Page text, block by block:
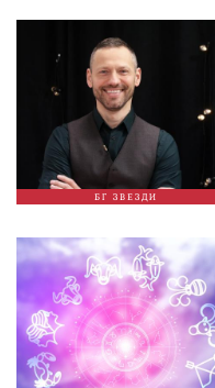
БГ ЗВЕЗДИ